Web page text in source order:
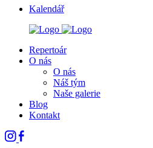
Kalendář
Repertoár
O nás
O nás
Náš tým
Naše galerie
Blog
Kontakt